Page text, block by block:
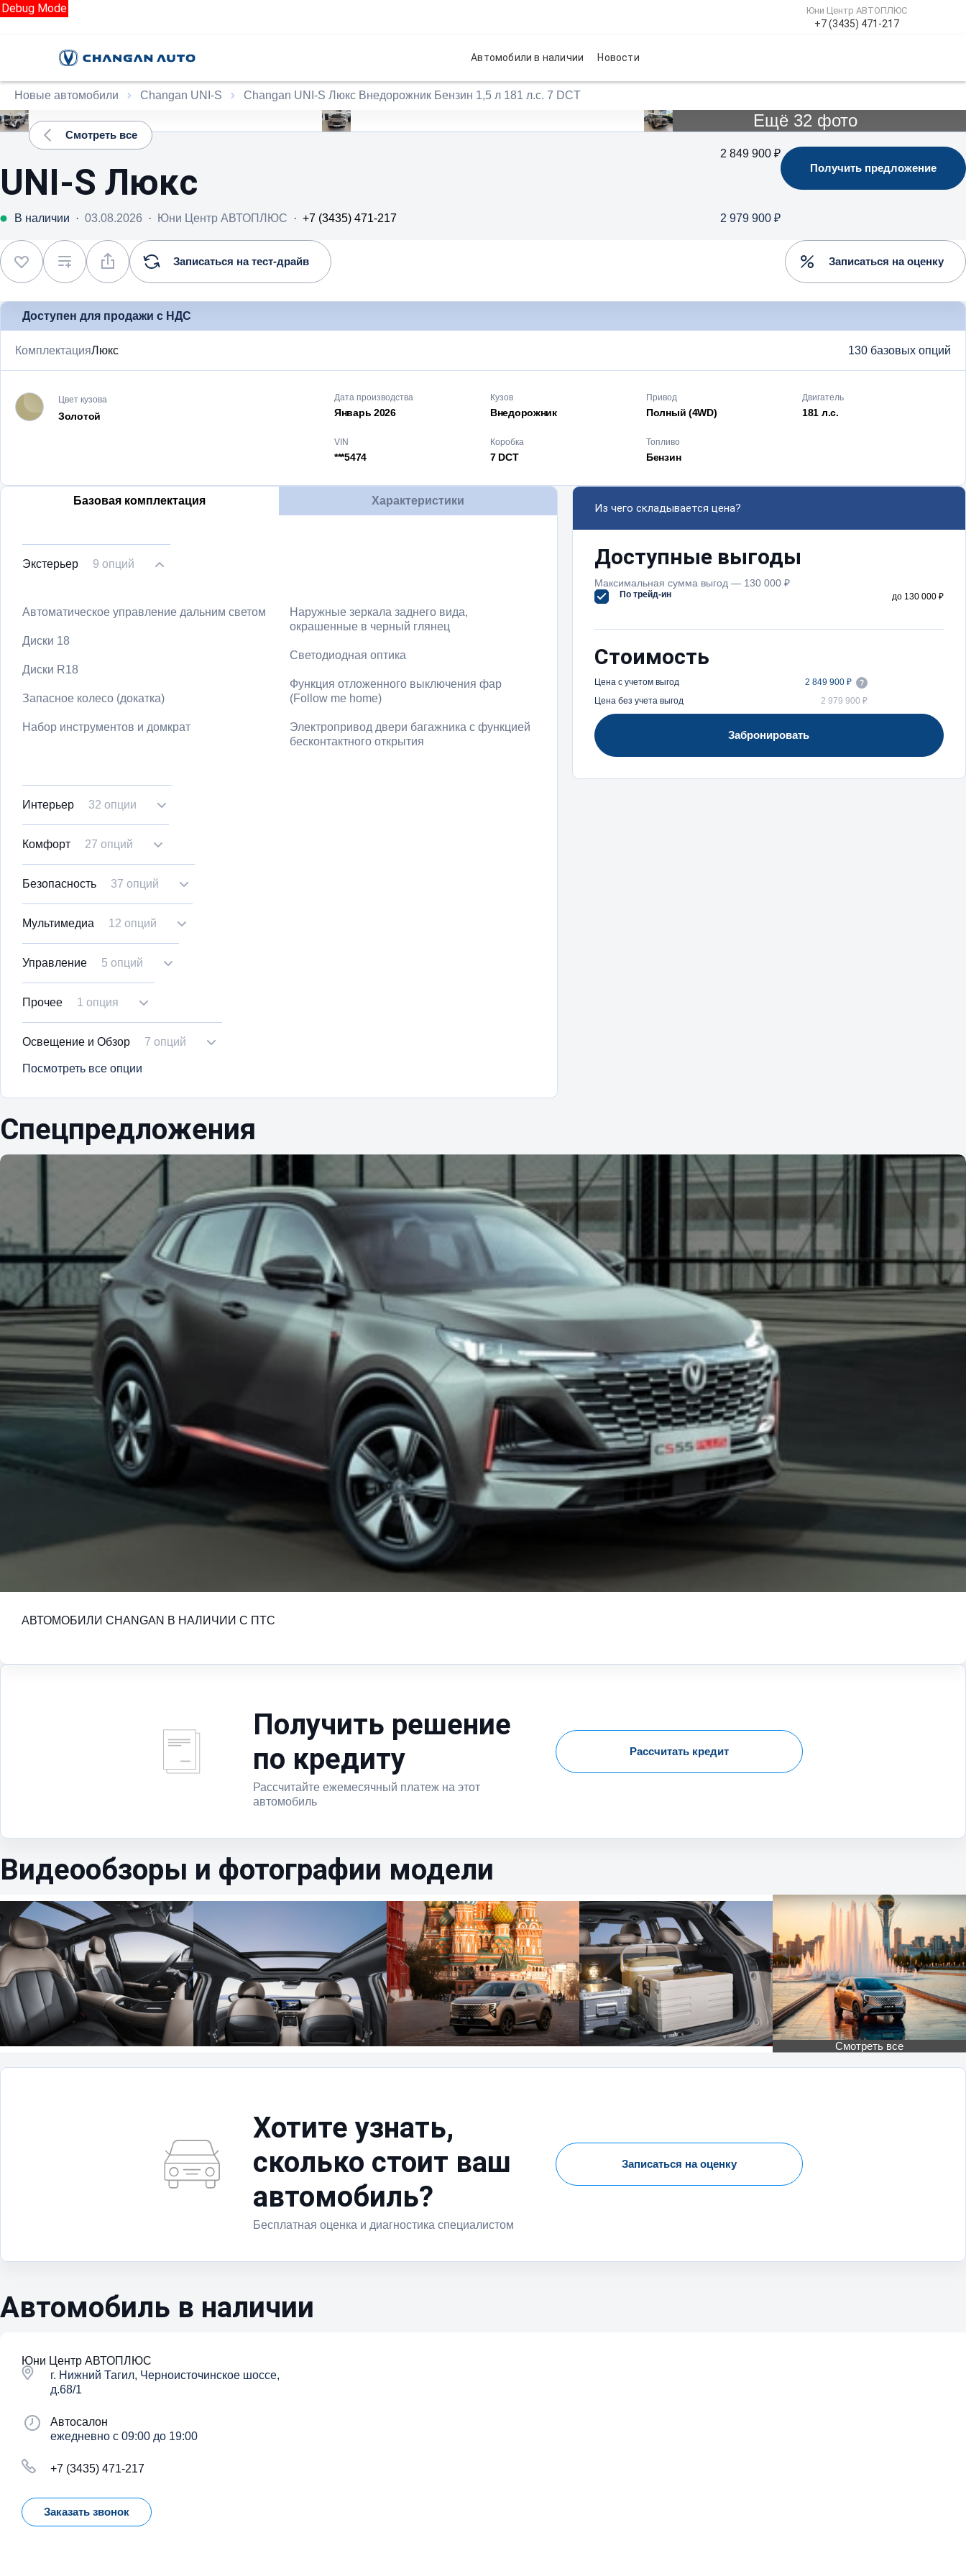
Debug Mode
+7 (3435) 471-217
Юни Центр АВТОПЛЮС
Автомобили в наличии Новости
Новые автомобили Changan UNI-S Changan UNI-S Люкс Внедорожник Бензин 1,5 л 181 л.с. 7 DCT
Ещё 32 фото
Смотреть все
UNI-S Люкс
2 849 900 ₽
В наличии · 03.08.2026 · Юни Центр АВТОПЛЮС · +7 (3435) 471-217 2 979 900 ₽
Получить предложение
Записаться на тест-драйв Записаться на оценку
Доступен для продажи с НДС
КомплектацияЛюкс 130 базовых опций
Цвет кузова
Золотой
Дата производства
Январь 2026
Кузов
Внедорож­ник
Привод
Полный (4WD)
Двигатель
181 л.с.
VIN
***5474
Коробка
7 DCT
Топливо
Бензин
Базовая комплектация Характеристики
Экстерьер 9 опций
Автоматическое управление дальним светом
Диски 18
Диски R18
Запасное колесо (докатка)
Набор инструментов и домкрат
Наружные зеркала заднего вида,
окрашенные в черный глянец
Светодиодная оптика
Функция отложенного выключения фар
(Follow me home)
Электропривод двери багажника с функцией
бесконтактного открытия
Интерьер 32 опции
Комфорт 27 опций
Безопасность 37 опций
Мультимедиа 12 опций
Управление 5 опций
Прочее 1 опция
Освещение и Обзор 7 опций
Посмотреть все опции
Из чего складывается цена?
Доступные выгоды
Максимальная сумма выгод — 130 000 ₽
По трейд-ин до 130 000 ₽
Стоимость
Цена с учетом выгод
2 849 900 ₽
Цена без учета выгод
2 979 900 ₽
Забронировать
Спецпредложения
АВТОМОБИЛИ CHANGAN В НАЛИЧИИ С ПТС
Получить решение
по кредиту
Рассчитайте ежемесячный платеж на этот
автомобиль
Рассчитать кредит
Видеообзоры и фотографии модели
Смотреть все
Хотите узнать,
сколько стоит ваш
автомобиль?
Бесплатная оценка и диагностика специалистом
Записаться на оценку
Автомобиль в наличии
Юни Центр АВТОПЛЮС
г. Нижний Тагил, Черноисточинское шоссе,
д.68/1
Автосалон
ежедневно с 09:00 до 19:00
+7 (3435) 471-217
Заказать звонок